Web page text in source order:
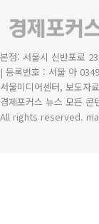
본점: 서울시 신반포로
| 등록번호 : 서울 아
서울미디어센터, 보도
경제포커스 뉴스 모든
All rights reserved.